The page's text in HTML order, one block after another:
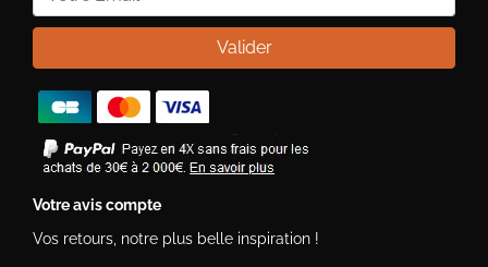
Valider
Votre avis compte
Vos retours, notre plus belle inspiration !